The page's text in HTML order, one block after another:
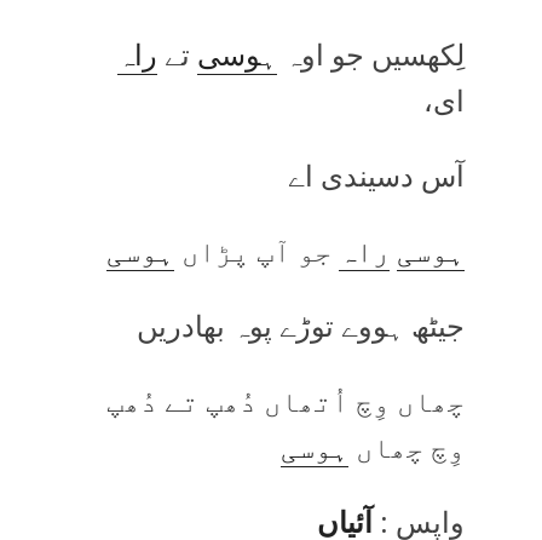
لِکھسیں جو اوہ
ہوسی تے راہ
ای،
آس دسیندی اے
ہوسی راہ جو آپ پڑاں ہوسی
جیٹھ ہووے توڑے پوہ بھادریں
چھاں وِچ اُتھاں دُھپ تے دُھپ
وِچ چھاں ہوسی
واپس :آئیاں